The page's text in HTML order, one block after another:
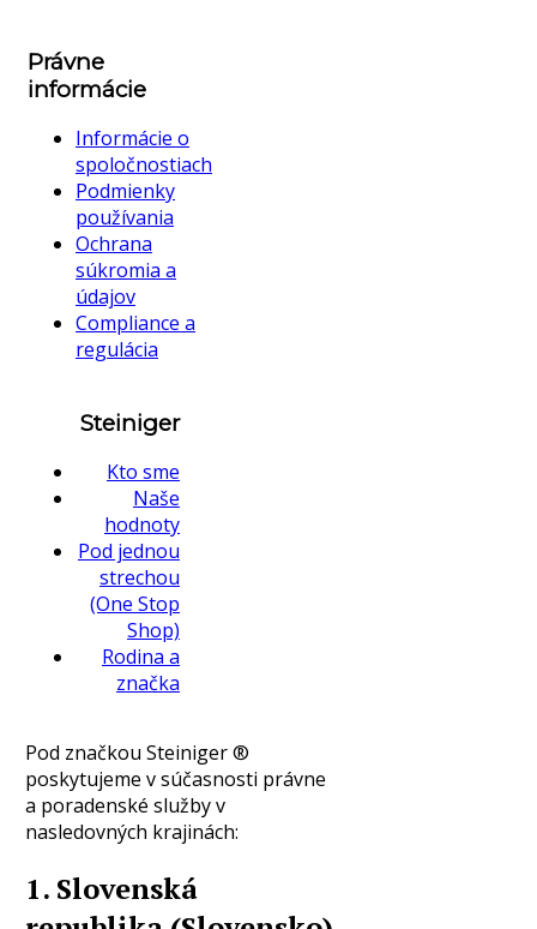
Právne
informácie
Informácie o
spoločnostiach
Podmienky
používania
Ochrana
súkromia a
údajov
Compliance a
regulácia
Steiniger
Kto sme
Naše
hodnoty
Pod jednou
strechou
(One Stop
Shop)
Rodina a
značka
Pod značkou Steiniger ®
poskytujeme v súčasnosti právne
a poradenské služby v
nasledovných krajinách:
1. Slovenská